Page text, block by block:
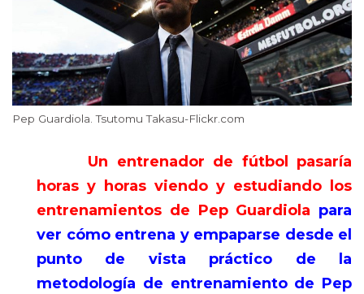
Pep Guardiola. Tsutomu Takasu-Flickr.com
Un entrenador de fútbol pasaría
horas y horas viendo y estudiando los
entrenamientos de Pep Guardiola para
ver cómo entrena y empaparse desde el
punto de vista práctico de la
metodología de entrenamiento de Pep